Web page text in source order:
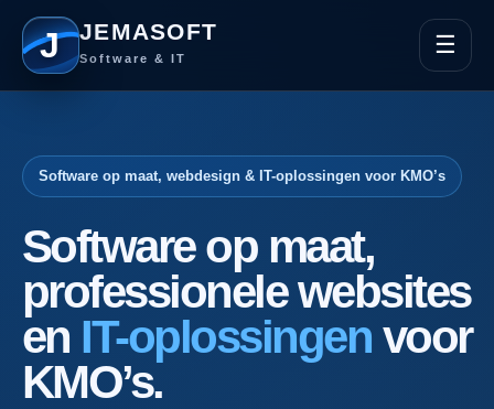
J JEMASOFT
Software & IT ☰
Software op maat, webdesign & IT-oplossingen voor KMO’s
Software op maat,
professionele websites
en IT-oplossingen voor
KMO’s.